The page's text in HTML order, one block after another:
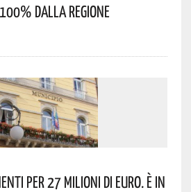
DALLA REGIONE
PER 27 MILIONI DI EURO. È IN